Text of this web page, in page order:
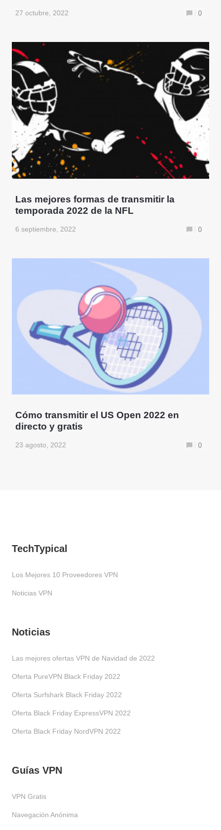
27 octubre, 2022 0
Las mejores formas de transmitir la
temporada 2022 de la NFL
6 septiembre, 2022 0
Cómo transmitir el US Open 2022 en
directo y gratis
23 agosto, 2022 0
TechTypical
Los Mejores 10 Proveedores VPN
Noticias VPN
Noticias
Las mejores ofertas VPN de Navidad de 2022
Oferta PureVPN Black Friday 2022
Oferta Surfshark Black Friday 2022
Oferta Black Friday ExpressVPN 2022
Oferta Black Friday NordVPN 2022
Guías VPN
VPN Gratis
Navegación Anónima